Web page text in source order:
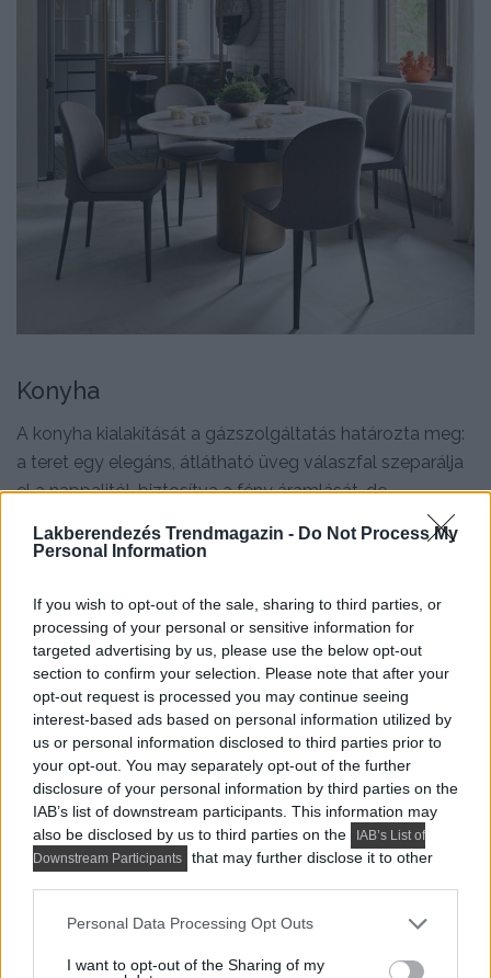
Lakberendezés Trendmagazin - Do Not Process My
Personal Information
If you wish to opt-out of the sale, sharing to third parties, or
processing of your personal or sensitive information for
targeted advertising by us, please use the below opt-out
section to confirm your selection. Please note that after your
opt-out request is processed you may continue seeing
interest-based ads based on personal information utilized by
us or personal information disclosed to third parties prior to
your opt-out. You may separately opt-out of the further
disclosure of your personal information by third parties on the
IAB’s list of downstream participants. This information may
also be disclosed by us to third parties on the
IAB’s List of
Downstream Participants
that may further disclose it to other
Please note that this website/app uses one or more Google
not limited to your visit or usage behaviour. You may click to
Personal Data Processing Opt Outs
I want to opt-out of the Sharing of my
Konyha
A konyha kialakítását a gázszolgáltatás határozta meg:
a teret egy elegáns, átlátható üveg válaszfal szeparálja
el a nappalitól, biztosítva a fény áramlását, de
megfelelve a biztonsági előírásoknak is. A háziasszony
választása egy modern, technikailag minden igényt
amelyben a Smeg és Neff beépített gépei kaptak helyet.
Különlegesség a kombinált főzési lehetőség (gáz és
indukció), valamint a térbe állított konyhasziget, amely a
család egyik kedvenc találkozóhelyévé vált. A falon a
Cattelan Italia Drop fém bortartó polca látható.